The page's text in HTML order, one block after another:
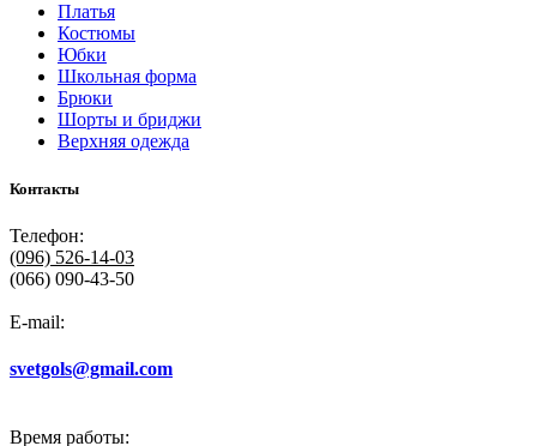
Платья
Костюмы
Юбки
Школьная форма
Брюки
Шорты и бриджи
Верхняя одежда
Контакты
Телефон:
(096) 526-14-03
(066) 090-43-50
E-mail:
svetgols@gmail.com
Время работы: